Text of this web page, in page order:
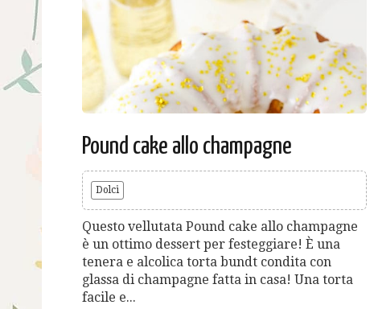
Pound cake allo champagne
Dolci
Questo vellutata Pound cake allo champagne
è un ottimo dessert per festeggiare! È una
tenera e alcolica torta bundt condita con
glassa di champagne fatta in casa! Una torta
facile e...